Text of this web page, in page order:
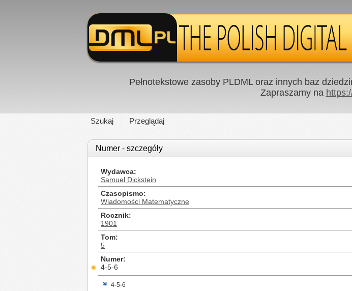
Pełnotekstowe zasoby PLDML oraz innych baz
Zapraszamy na
Szukaj Przeglądaj
Numer - szczegóły
Wydawca
Samuel Dickstein
Czasopismo
Wiadomości Matematyczne
Rocznik
1901
Tom
5
Numer
4-5-6
4-5-6